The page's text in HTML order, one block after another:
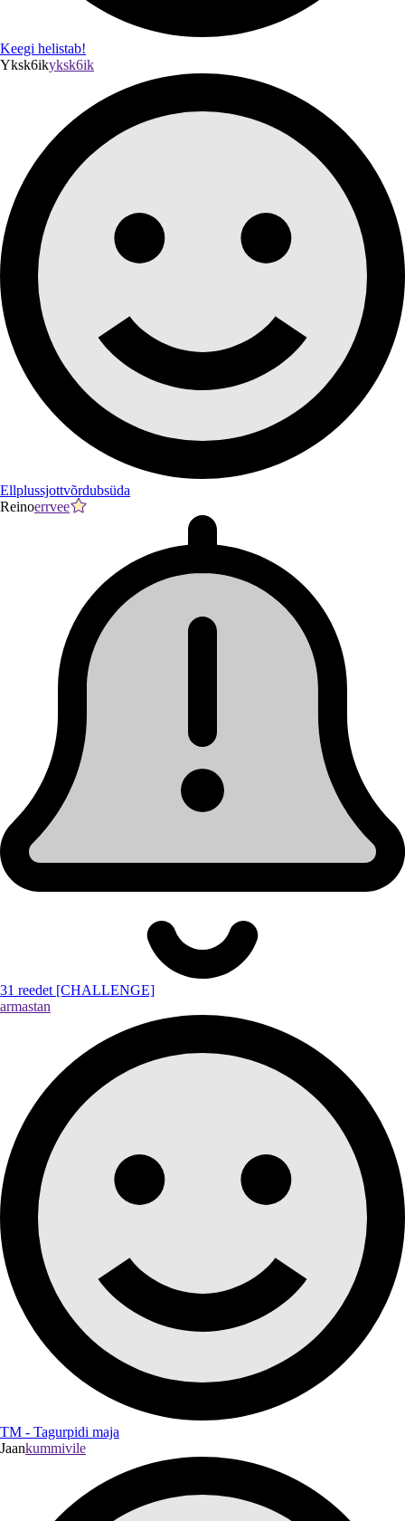
Keegi helistab!
Yksk6ikyksk6ik
Ellplussjottvõrdubsüda
Reinoerrvee
31 reedet [CHALLENGE]
armastan
TM - Tagurpidi maja
Jaankummivile